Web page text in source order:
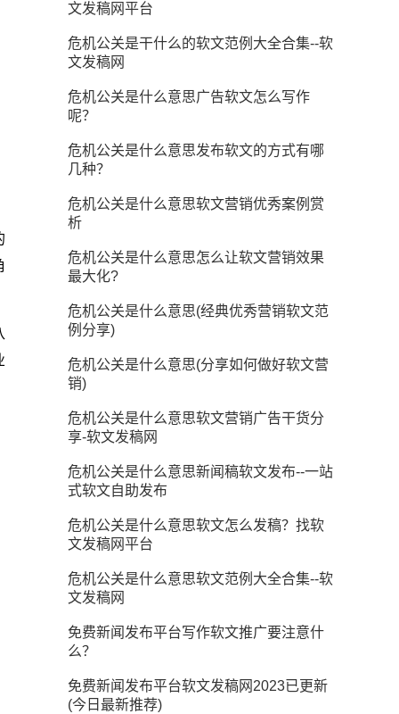
文发稿网平台
危机公关是干什么的软文范例大全合集--软
文发稿网
危机公关是什么意思广告软文怎么写作
呢？
危机公关是什么意思发布软文的方式有哪
几种？
危机公关是什么意思软文营销优秀案例赏
析
危机公关是什么意思怎么让软文营销效果
最大化?
危机公关是什么意思(经典优秀营销软文范
例分享)
危机公关是什么意思(分享如何做好软文营
销)
危机公关是什么意思软文营销广告干货分
享-软文发稿网
危机公关是什么意思新闻稿软文发布--一站
式软文自助发布
危机公关是什么意思软文怎么发稿？找软
文发稿网平台
危机公关是什么意思软文范例大全合集--软
文发稿网
免费新闻发布平台写作软文推广要注意什
么？
免费新闻发布平台软文发稿网2023已更新
(今日最新推荐)